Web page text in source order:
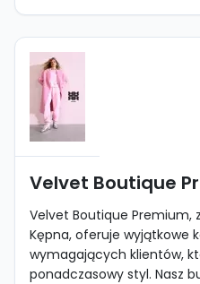
Velvet Boutique
Velvet Boutique Premium,
Kępna, oferuje wyjątkowe
wymagających klientów,
ponadczasowy styl. Nasz